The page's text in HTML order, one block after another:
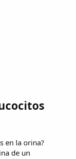
en la orina?
de un